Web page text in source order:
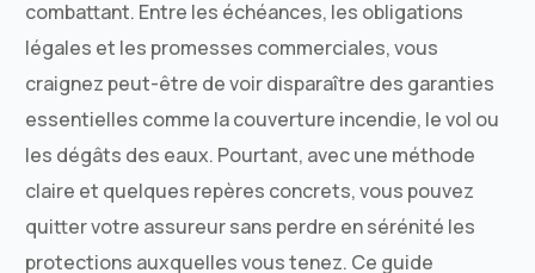
combattant. Entre les échéances, les obligations
légales et les promesses commerciales, vous
craignez peut-être de voir disparaître des garanties
essentielles comme la couverture incendie, le vol ou
les dégâts des eaux. Pourtant, avec une méthode
claire et quelques repères concrets, vous pouvez
quitter votre assureur sans perdre en sérénité les
protections auxquelles vous tenez. Ce guide